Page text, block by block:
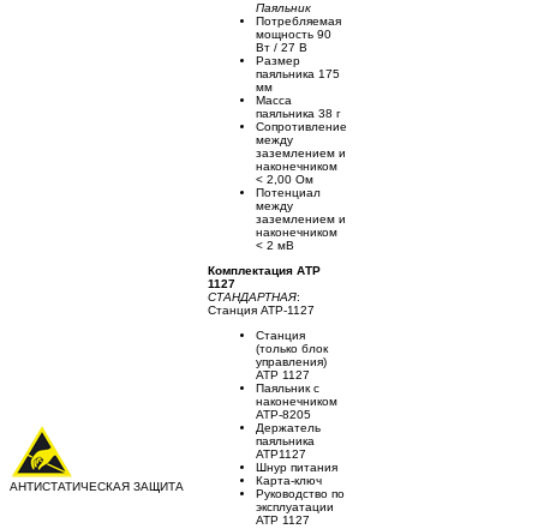
Паяльник
Потребляемая
мощность 90
Вт / 27 В
Размер
паяльника 175
мм
Масса
паяльника 38 г
Сопротивление
между
заземлением и
наконечником
< 2,00 Ом
Потенциал
между
заземлением и
наконечником
< 2 мВ
Комплектация АТР
1127
СТАНДАРТНАЯ:
Станция АТР-1127
Cтанция
(только блок
управления)
АТР 1127
Паяльник с
наконечником
АТР-8205
Держатель
паяльника
АТР1127
Шнур питания
Карта-ключ
Руководство по
эксплуатации
АТР 1127
АНТИСТАТИЧЕСКАЯ ЗАЩИТА